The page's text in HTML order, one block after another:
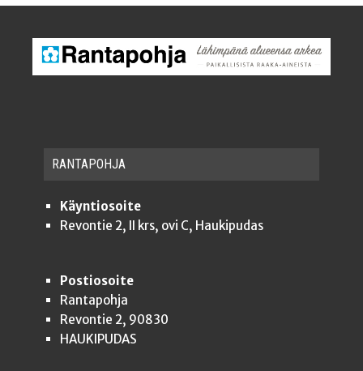
RAN­TA­POH­JA
Käyntiosoite
Revontie 2, II krs, ovi C, Haukipudas
Postiosoite
Rantapohja
Revontie 2, 90830
HAUKIPUDAS